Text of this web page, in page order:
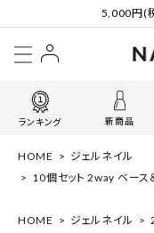
5,000円(
ランキング 新商品
HOME
ジェルネイル
10個セット 2way ベース
HOME ジェルネイル